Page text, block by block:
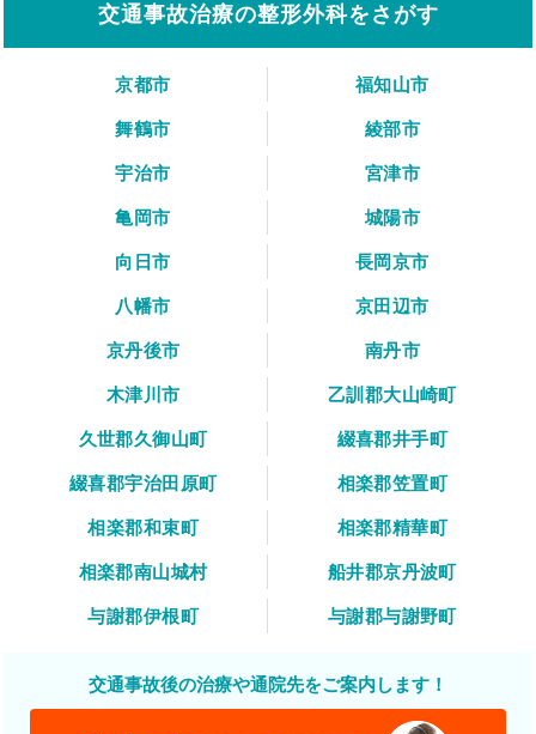
交通事故治療の整形外科をさがす
京都市
福知山市
舞鶴市
綾部市
宇治市
宮津市
亀岡市
城陽市
向日市
長岡京市
八幡市
京田辺市
京丹後市
南丹市
木津川市
乙訓郡大山崎町
久世郡久御山町
綴喜郡井手町
綴喜郡宇治田原町
相楽郡笠置町
相楽郡和束町
相楽郡精華町
相楽郡南山城村
船井郡京丹波町
与謝郡伊根町
与謝郡与謝野町
交通事故後の治療や通院先をご案内します！